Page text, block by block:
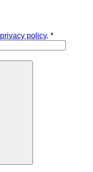
privacy policy. *